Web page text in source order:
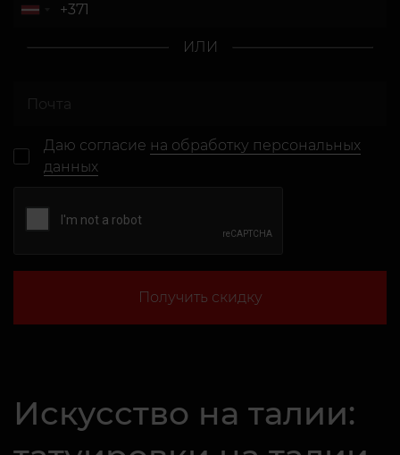
ИЛИ
Даю согласие на обработку персональных
данных
Получить скидку
Искусство на талии: